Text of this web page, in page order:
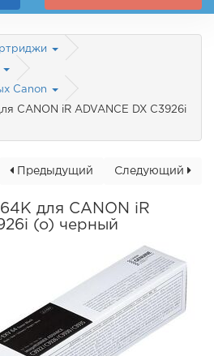
Canon
CANON iR ADVANCE DX C3926i
Следующий
Предыдущий
для CANON iR
(o) черный